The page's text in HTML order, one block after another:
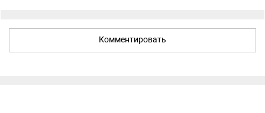
Комментировать